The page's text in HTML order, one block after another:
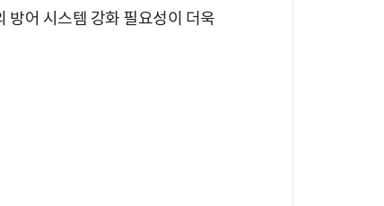
방어 시스템 강화 필요성이 더욱